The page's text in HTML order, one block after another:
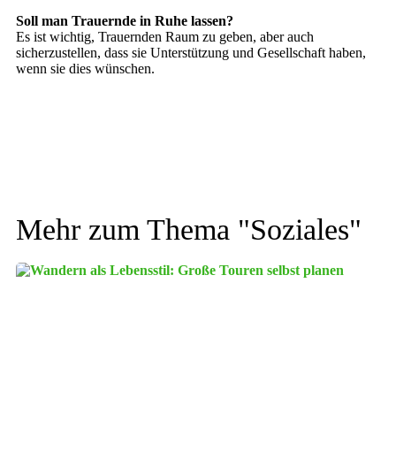
Soll man Trauernde in Ruhe lassen?
Es ist wichtig, Trauernden Raum zu geben, aber auch
sicherzustellen, dass sie Unterstützung und Gesellschaft haben,
wenn sie dies wünschen.
Mehr zum Thema "Soziales"